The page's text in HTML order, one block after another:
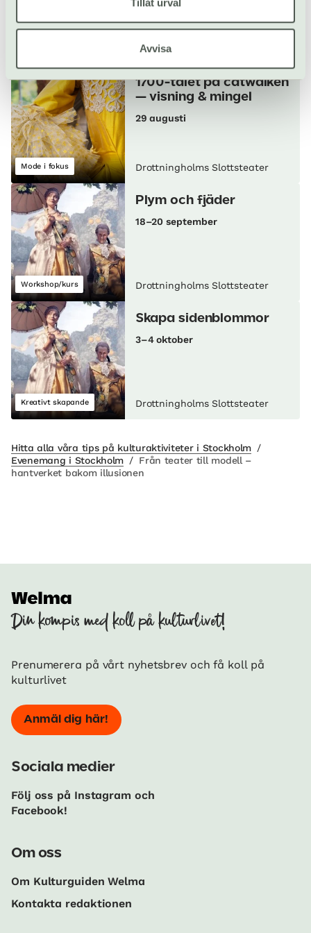
Tillåt urval
Avvisa
Drottningholms Slottsteater
Mode i fokus
1700-talet på catwalken
— visning & mingel
29 augusti
Drottningholms Slottsteater
Workshop/kurs
Plym och fjäder
18–20 september
Drottningholms Slottsteater
Kreativt skapande
Skapa sidenblommor
3–4 oktober
Drottningholms Slottsteater
Hitta alla våra tips på kulturaktiviteter i Stockholm /
Evenemang i Stockholm / Från teater till modell –
hantverket bakom illusionen
Din kompis med koll på kulturlivet!
Prenumerera på vårt nyhetsbrev och få koll på
kulturlivet
Anmäl dig här!
Sociala medier
Följ oss på Instagram och
Facebook!
Om oss
Om Kulturguiden Welma
Kontakta redaktionen